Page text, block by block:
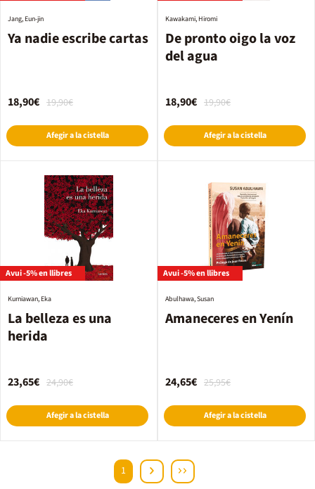
Ya nadie escribe cartas
Jang, Eun-jin
19,90€
18,90€
Afegir a la cistella
De pronto oigo la voz
del agua
Kawakami, Hiromi
19,90€
18,90€
Afegir a la cistella
Avui -5% en llibres
La belleza es una
herida
Kurniawan, Eka
24,90€
23,65€
Afegir a la cistella
Avui -5% en llibres
Amaneceres en Yenín
Abulhawa, Susan
25,95€
24,65€
Afegir a la cistella
1